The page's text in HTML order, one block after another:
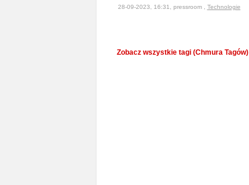
28-09-2023, 16:31, pressroom , Technologie
Zobacz wszystkie tagi (Chmura Tagów)